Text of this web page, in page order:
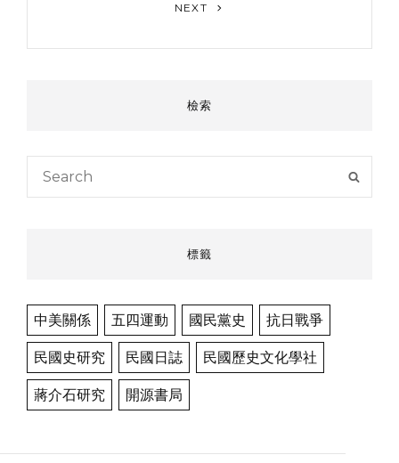
NEXT
檢索
Search
標籤
中美關係 五四運動 國民黨史 抗日戰爭
民國史研究 民國日誌 民國歷史文化學社
蔣介石研究 開源書局